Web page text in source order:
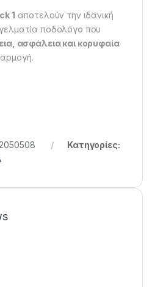
1 αποτελούν την ιδανική
ποδολόγο που
ασφάλεια και κορυφαία
2050508
Κατηγορίες: